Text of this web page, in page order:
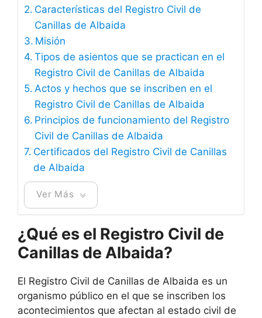
Características del Registro Civil de
Canillas de Albaida
Misión
Tipos de asientos que se practican en el
Registro Civil de Canillas de Albaida
Actos y hechos que se inscriben en el
Registro Civil de Canillas de Albaida
Principios de funcionamiento del Registro
Civil de Canillas de Albaida
Certificados del Registro Civil de Canillas
de Albaida
Ver Más
¿Qué es el Registro Civil de
Canillas de Albaida?
El Registro Civil de Canillas de Albaida es un
organismo público en el que se inscriben los
acontecimientos que afectan al estado civil de